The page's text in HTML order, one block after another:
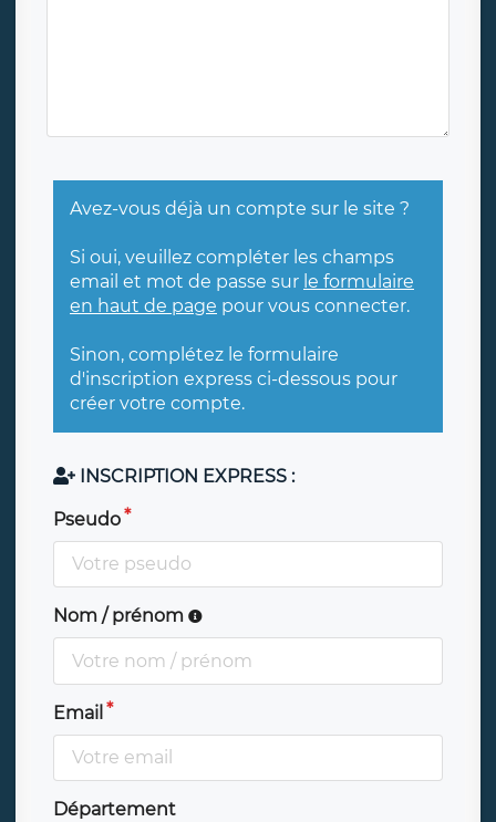
Avez-vous déjà un compte sur le site ?
Si oui, veuillez compléter les champs
email et mot de passe sur le formulaire
en haut de page pour vous connecter.
Sinon, complétez le formulaire
d'inscription express ci-dessous pour
créer votre compte.
INSCRIPTION EXPRESS :
Pseudo
Nom / prénom
Email
Département